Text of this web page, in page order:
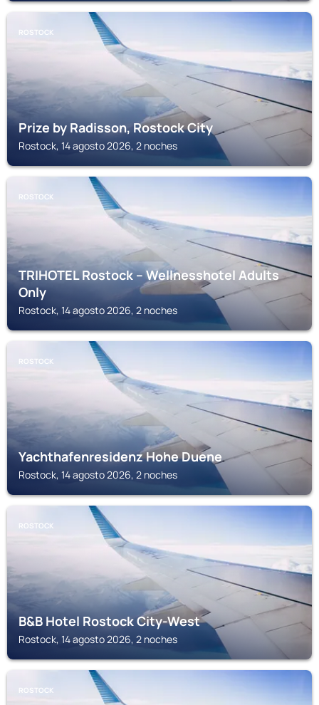
ROSTOCK
Prize by Radisson, Rostock City
Rostock, 14 agosto 2026, 2 noches
ROSTOCK
TRIHOTEL Rostock – Wellnesshotel Adults
Only
Rostock, 14 agosto 2026, 2 noches
ROSTOCK
Yachthafenresidenz Hohe Duene
Rostock, 14 agosto 2026, 2 noches
ROSTOCK
B&B Hotel Rostock City-West
Rostock, 14 agosto 2026, 2 noches
ROSTOCK